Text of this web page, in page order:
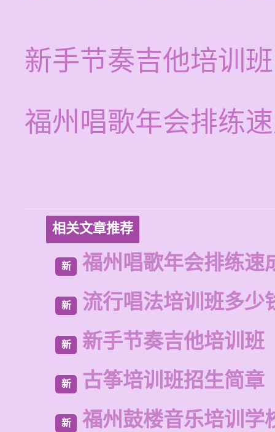
新手节奏吉他培训班
福州唱歌年会排练
相关文章推荐
新 福州唱歌年会排练速
新 流行唱法培训班多少
新 新手节奏吉他培训班
新 古筝培训班招生简章
新 福州鼓楼音乐培训学